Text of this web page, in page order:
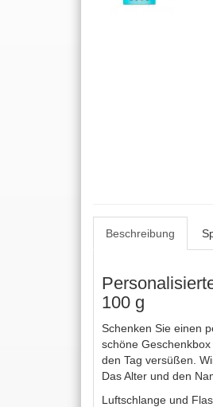
Beschreibung
100 g
Schenken Sie einen
schöne
den Tag versüßen.
Das Alter und den
Luftschlange und